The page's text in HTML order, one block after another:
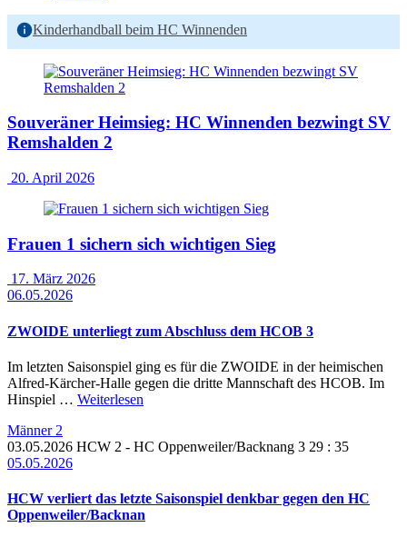
Kinderhandball beim HC Winnenden
Souveräner Heimsieg: HC Winnenden bezwingt SV
Remshalden 2
20. April 2026
Frauen 1 sichern sich wichtigen Sieg
17. März 2026
06.05.2026
ZWOIDE unterliegt zum Abschluss dem HCOB 3
Im letzten Saisonspiel ging es für die ZWOIDE in der heimischen
Alfred-Kärcher-Halle gegen die dritte Mannschaft des HCOB. Im
Hinspiel … Weiterlesen
Männer 2
03.05.2026 HCW 2 - HC Oppenweiler/Backnang 3 29 : 35
05.05.2026
HCW verliert das letzte Saisonspiel denkbar gegen den HC
Oppenweiler/Backnan